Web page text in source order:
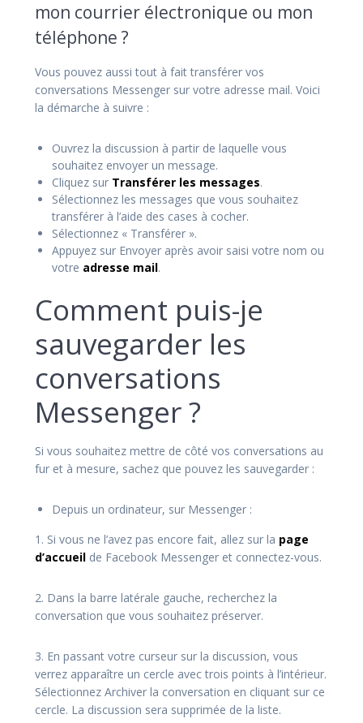
mon courrier électronique ou mon
téléphone ?
Vous pouvez aussi tout à fait transférer vos
conversations Messenger sur votre adresse mail. Voici
la démarche à suivre :
Ouvrez la discussion à partir de laquelle vous
souhaitez envoyer un message.
Cliquez sur Transférer les messages.
Sélectionnez les messages que vous souhaitez
transférer à l’aide des cases à cocher.
Sélectionnez « Transférer ».
Appuyez sur Envoyer après avoir saisi votre nom ou
votre adresse mail.
Comment puis-je
sauvegarder les
conversations
Messenger ?
Si vous souhaitez mettre de côté vos conversations au
fur et à mesure, sachez que pouvez les sauvegarder :
Depuis un ordinateur, sur Messenger :
1. Si vous ne l’avez pas encore fait, allez sur la page
d’accueil de Facebook Messenger et connectez-vous.
2. Dans la barre latérale gauche, recherchez la
conversation que vous souhaitez préserver.
3. En passant votre curseur sur la discussion, vous
verrez apparaître un cercle avec trois points à l’intérieur.
Sélectionnez Archiver la conversation en cliquant sur ce
cercle. La discussion sera supprimée de la liste.